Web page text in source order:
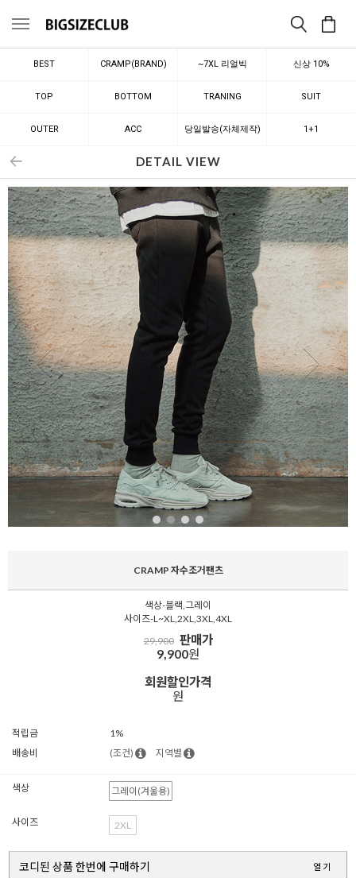
메뉴
BEST CRAMP(BRAND) ~7XL 리얼빅 신상 10%
TOP BOTTOM TRANING SUIT
OUTER ACC 당일발송(자체제작) 1+1
DETAIL VIEW
CRAMP 자수조거팬츠
색상-블랙,그레이
사이즈-L~XL,2XL,3XL,4XL
29,900 판매가
9,900원
회원할인가격
원
적립금
1%
배송비
(조건) 지역별
색상 그레이(겨울용)
사이즈 2XL
코디된 상품 한번에 구매하기 열기